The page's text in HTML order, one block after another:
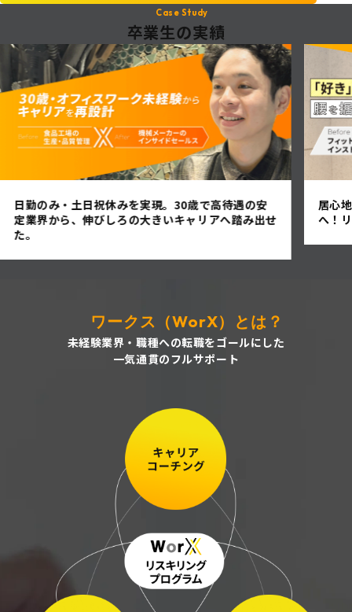
Case Study
卒業生の実績
居心地のいい仕事から、実力が評価されるIT営業
へ！リスキリングで将来性のあるキャリアを実現
一度
ャリ
ワークス（WorX）とは？
未経験業界・職種への転職をゴールにした
一気通貫のフルサポート